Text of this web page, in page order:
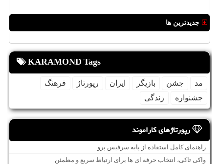
جدیدترین ها
KARAMOND Tags
مد جشن بازیگر ایران رپورتاژ
فرهنگ
جشنواره
زندگی
رپورتاژهای کاراموند
راهنمای کامل استفاده از پایه سرفیس پرو
واکی تاکی، انتخاب حرفه ای ها برای ارتباط سریع و مطمئن